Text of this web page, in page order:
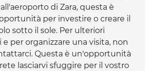
di Zara, questa è
per investire o creare il
sotto il sole. Per ulteriori
per organizzare una visita, non
Questa è un'opportunità
lasciarvi sfuggire per il vostro